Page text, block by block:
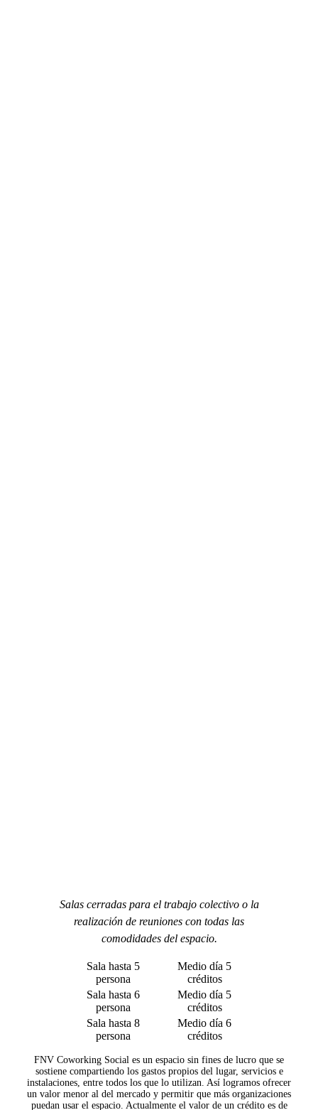
Salas cerradas para el trabajo colectivo o la
realización de reuniones con todas las
comodidades del espacio.
Sala hasta 5
persona
Medio día 5
créditos
Sala hasta 6
persona
Medio día 5
créditos
Sala hasta 8
persona
Medio día 6
créditos
FNV Coworking Social es un espacio sin fines de lucro que se
sostiene compartiendo los gastos propios del lugar, servicios e
instalaciones, entre todos los que lo utilizan. Así logramos ofrecer
un valor menor al del mercado y permitir que más organizaciones
puedan usar el espacio. Actualmente el valor de un crédito es de